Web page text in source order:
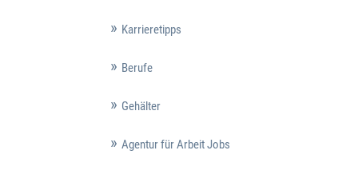
Karrieretipps
Berufe
Gehälter
Agentur für Arbeit Jobs